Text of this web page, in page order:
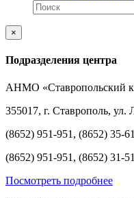
×
Подразделения центра
АНМО «Ставропольский
355017, г. Ставрополь, ул.
(8652) 951-951, (8652) 35-
(8652) 951-951, (8652) 31-
Посмотреть подробнее